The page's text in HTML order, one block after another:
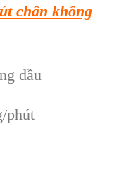
út chân không
dầu
phút